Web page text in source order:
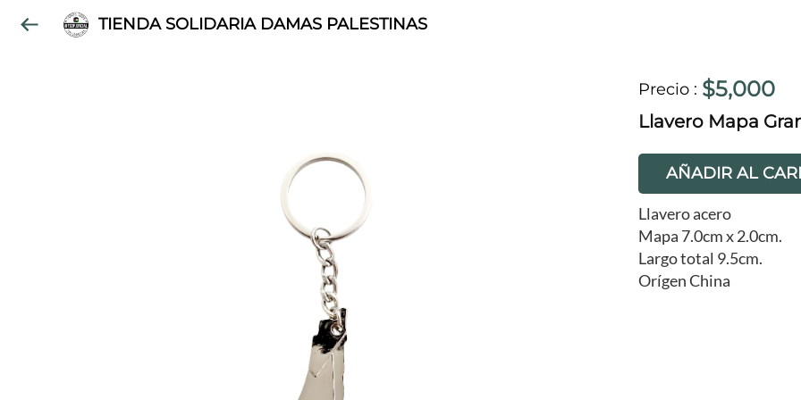
TIENDA SOLIDARIA DAMAS PALESTINAS
Precio : $5,000
Llavero Mapa
AÑADIR AL
Llavero acero
Mapa 7.0cm x 2.0cm.
Largo total 9.5cm.
Orígen China